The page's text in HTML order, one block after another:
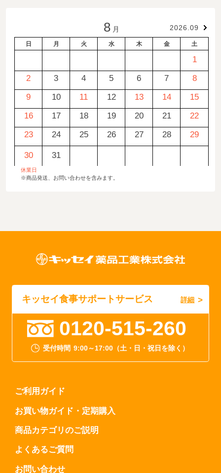
8 月 2026.09
日 月 火 水 木 金 土
1
2
3 4 5 6 7
8
9
10 11 12 13 14
15
16
17 18 19 20 21
22
23
24 25 26 27 28 29
30 31
休業日
※商品発送、お問い合わせを含みます。
キッセイ食事サポートサービス 詳細
0120-515-260
受付時間 9:00～17:00（土・日・祝日を除く）
ご利用ガイド
お買い物ガイド・定期購入
商品カテゴリのご説明
よくあるご質問
お問い合わせ